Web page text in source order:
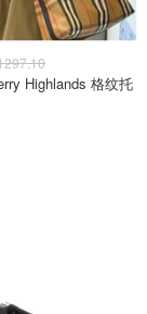
Highlands 格纹托